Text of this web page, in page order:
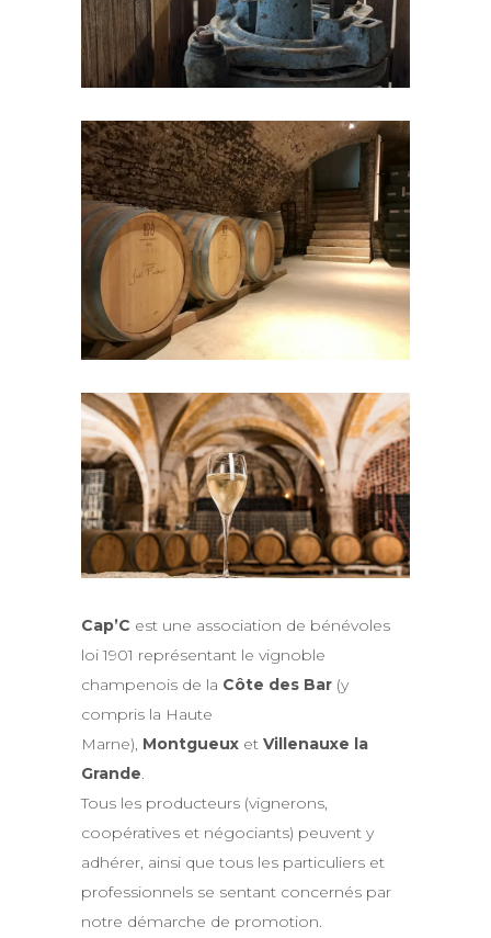
Cap’C est une association de bénévoles
loi 1901 représentant le vignoble
champenois de la Côte des Bar (y
compris la Haute
Marne), Montgueux et Villenauxe la
Grande
Tous les producteurs (vignerons,
coopératives et négociants) peuvent y
adhérer, ainsi que tous les particuliers et
professionnels se sentant concernés par
notre démarche de promotion.